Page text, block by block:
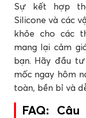
Sự kết hợp
Silicone và các
khỏe cho các
mang lại cảm
bạn. Hãy đầu
mốc ngay hôm
toàn, bền bỉ và
FAQ: